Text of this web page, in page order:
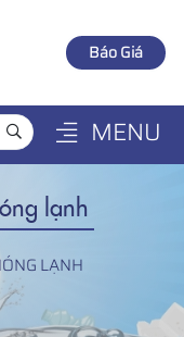
Báo Giá
MENU
lạnh
LẠNH